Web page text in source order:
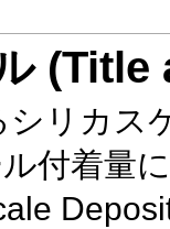
シリカス
付着量